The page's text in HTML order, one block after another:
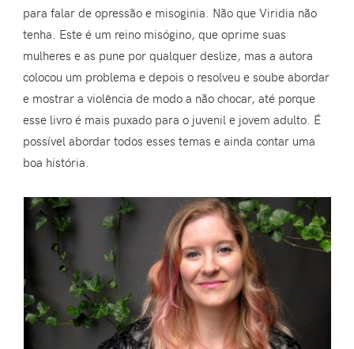
para falar de opressão e misoginia. Não que Viridia não
tenha. Este é um reino misógino, que oprime suas
mulheres e as pune por qualquer deslize, mas a autora
colocou um problema e depois o resolveu e soube abordar
e mostrar a violência de modo a não chocar, até porque
esse livro é mais puxado para o juvenil e jovem adulto. É
possível abordar todos esses temas e ainda contar uma
boa história.